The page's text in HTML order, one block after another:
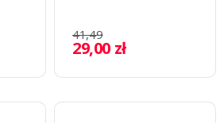
41,49
29,00 zł